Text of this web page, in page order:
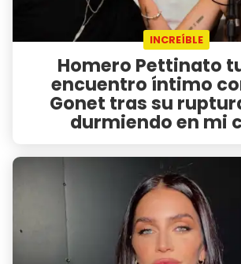
INCREÍBLE
Homero Pettinato
encuentro íntimo
Gonet tras su
durmiendo en mi